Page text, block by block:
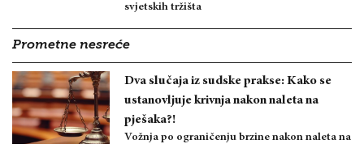
svjetskih tržišta
Prometne nesreće
Dva slučaja iz sudske prakse: Kako se
ustanovljuje krivnja nakon naleta na
pješaka?!
Vožnja po ograničenju brzine nakon naleta na